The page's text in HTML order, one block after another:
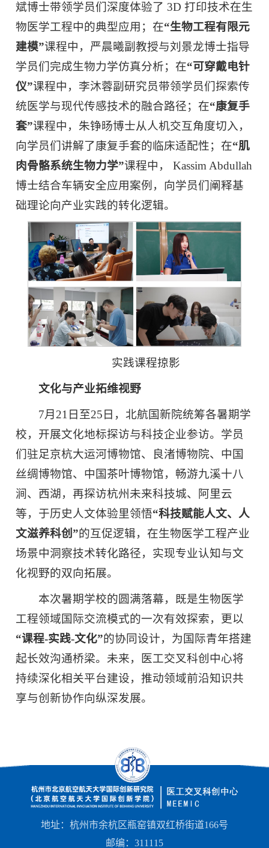
斌博士带领学员们深度体验了 3D 打印技术在生
物医学工程中的典型应用；在“生物工程有限元
建模”课程中，严晨曦副教授与刘景龙博士指导
学员们完成生物力学仿真分析；在“可穿戴电针
仪”课程中，李沐蓉副研究员带领学员们探索传
统医学与现代传感技术的融合路径；在“康复手
套”课程中，朱铮旸博士从人机交互角度切入，
向学员们讲解了康复手套的临床适配性；在“肌
肉骨骼系统生物力学”课程中， Kassim Abdullah
博士结合车辆安全应用案例，向学员们阐释基
础理论向产业实践的转化逻辑。
实践课程掠影
文化与产业拓维视野
7月21日至25日，北航国新院统筹各暑期学
校，开展文化地标探访与科技企业参访。学员
们驻足京杭大运河博物馆、良渚博物院、中国
丝绸博物馆、中国茶叶博物馆，畅游九溪十八
涧、西湖，再探访杭州未来科技城、阿里云
等，于历史人文体验里领悟“科技赋能人文、人
文滋养科创”的互促逻辑，在生物医学工程产业
场景中洞察技术转化路径，实现专业认知与文
化视野的双向拓展。
本次暑期学校的圆满落幕，既是生物医学
工程领域国际交流模式的一次有效探索，更以
“课程-实践-文化”的协同设计，为国际青年搭建
起长效沟通桥梁。未来，医工交叉科创中心将
持续深化相关平台建设，推动领域前沿知识共
享与创新协作向纵深发展。
地址：杭州市余杭区瓶窑镇双红桥街道166号
邮编：311115